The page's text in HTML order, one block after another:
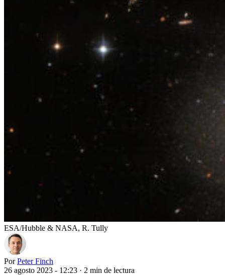
ESA/Hubble & NASA, R. Tully
Por Peter Finch
26 agosto 2023 - 12:23 · 2 min de lectura